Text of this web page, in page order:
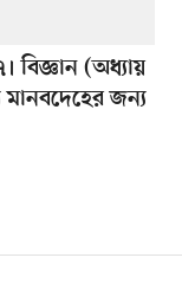
বিজ্ঞান (অধ্যায়
মানবদেহের জন্য